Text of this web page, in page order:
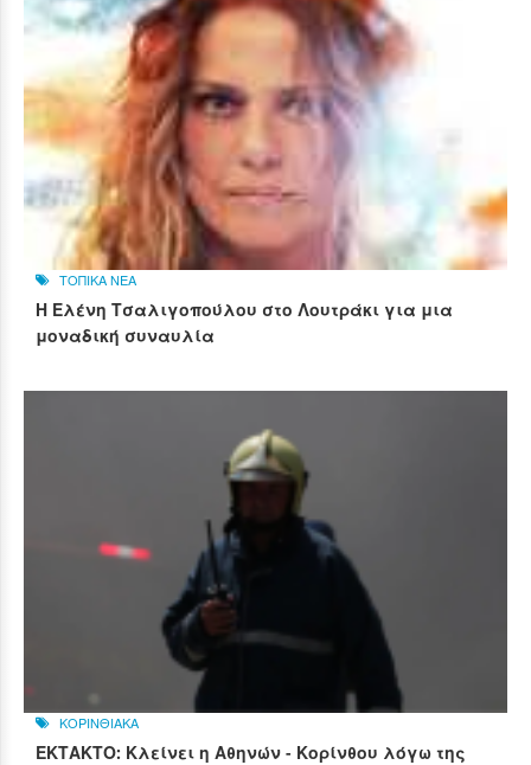
ΤΟΠΙΚΑ ΝΕΑ
Η Ελένη Τσαλιγοπούλου στο Λουτράκι για μια
μοναδική συναυλία
ΚΟΡΙΝΘΙΑΚΑ
ΕΚΤΑΚΤΟ: Κλείνει η Αθηνών - Κορίνθου λόγω της